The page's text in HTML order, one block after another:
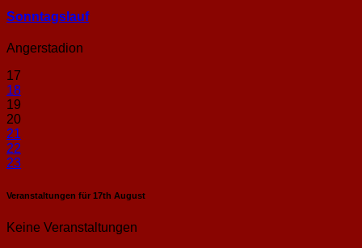
Sonntags­lauf
Angerstadion
17
18
19
20
21
22
23
Veranstaltungen für 17th August
Keine Veranstaltungen